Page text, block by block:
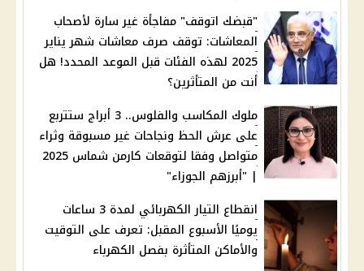
"قبضك اتوقف" مفاجأة غير سارة لأصحاب
المعاشات: توقف صرف معاشات شهر يناير
2025 لهذه الفئات قبل الموعد المحدد! هل
أنت من المتأثرين؟
ملوك المكاسب والفلوس.. 3 أبراج ستتربع
على عرش الحظ ونجاحات غير مسبوقة وثراء
متواصل وفقا لتوقعات كارمن شماس 2025
| "أبرزهم الجوزاء"
انقطاع التيار الكهربائي لمدة 3 ساعات
يوميًا الأسبوع المقبل: تعرف على التوقيت
والأماكن المتأثرة بفصل الكهرباء